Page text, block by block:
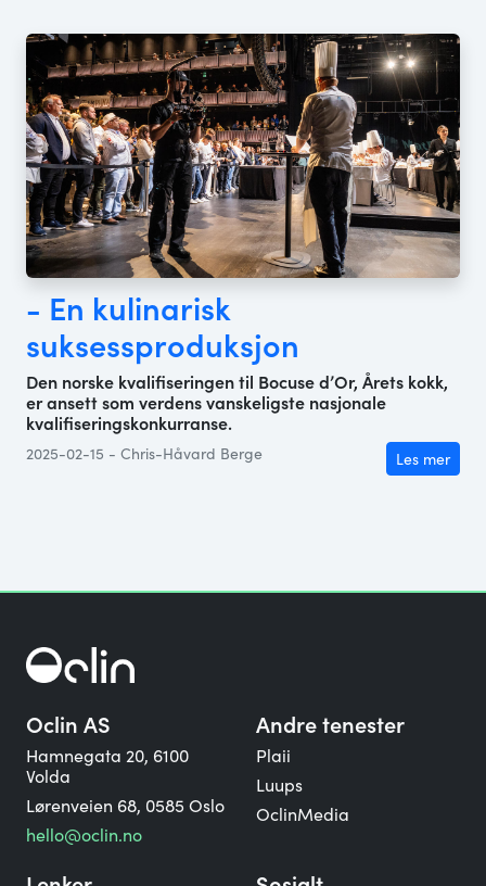
- En kulinarisk
suksessproduksjon
Den norske kvalifiseringen til Bocuse d’Or, Årets kokk,
er ansett som verdens vanskeligste nasjonale
kvalifiseringskonkurranse.
Les mer
2025-02-15 - Chris-Håvard Berge
Oclin AS
Hamnegata 20, 6100
Volda
Lørenveien 68, 0585 Oslo
hello@oclin.no
Andre tenester
Plaii
Luups
OclinMedia